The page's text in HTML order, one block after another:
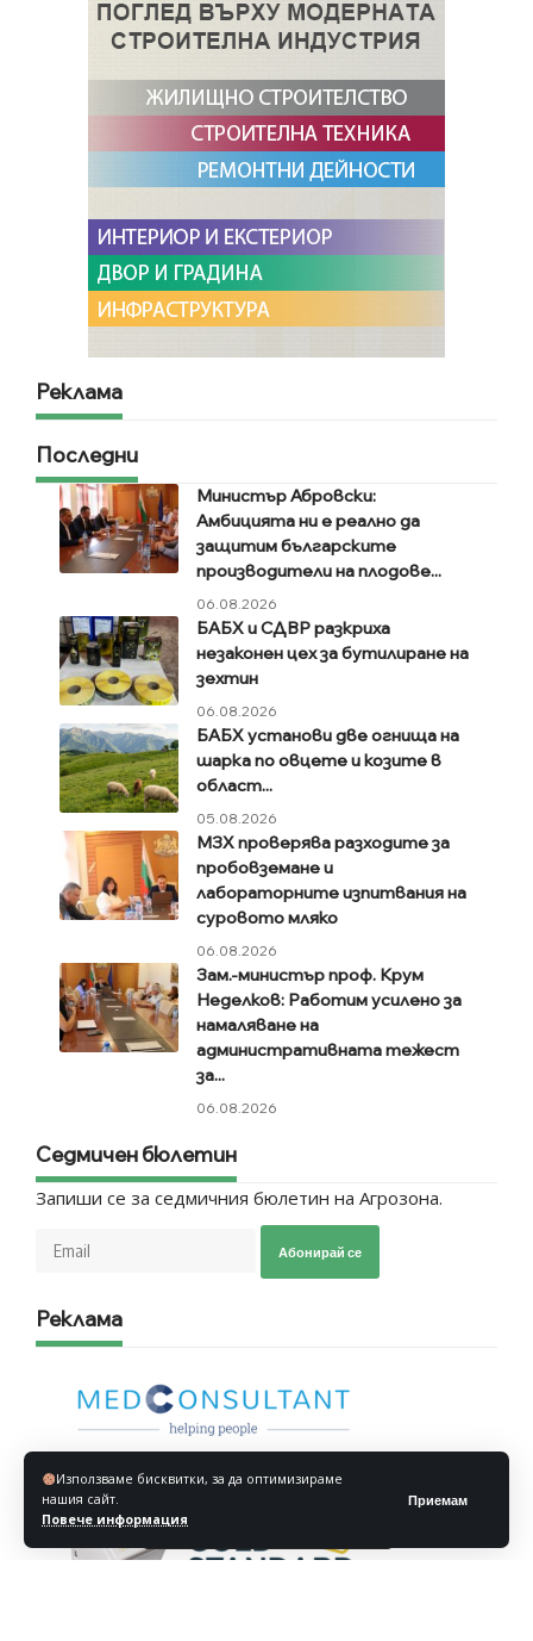
Използваме бисквитки, за да оптимизираме
нашия сайт.
Повече информация
Приемам
Реклама
Последни
Министър Абровски:
Амбицията ни е реално да
защитим българските
производители на плодове...
06.08.2026
БАБХ и СДВР разкриха
незаконен цех за бутилиране на
зехтин
06.08.2026
БАБХ установи две огнища на
шарка по овцете и козите в
област...
05.08.2026
МЗХ проверява разходите за
пробовземане и
лабораторните изпитвания на
суровото мляко
06.08.2026
Зам.-министър проф. Крум
Неделков: Работим усилено за
намаляване на
административната тежест
за...
06.08.2026
Седмичен бюлетин
Запиши се за седмичния бюлетин на Агрозона.
Абонирай се
Реклама